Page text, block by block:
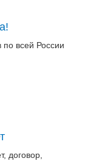
по всей России
договор,